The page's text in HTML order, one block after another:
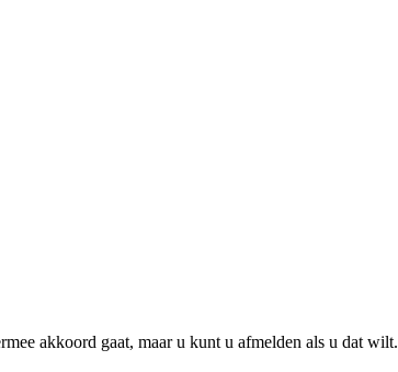
akkoord gaat, maar u kunt u afmelden als u dat wilt.